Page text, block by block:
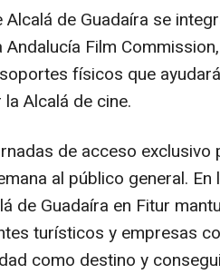
Alcalá de Guadaíra se
Andalucía Film
físicos que
Alcalá de cine.
de acceso
al público general.
de Guadaíra en Fitur
turísticos y empresas
como destino y